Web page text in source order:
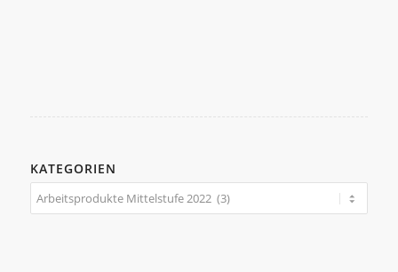
KATEGORIEN
Kategorien